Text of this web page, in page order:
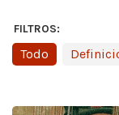
FILTROS:
Todo